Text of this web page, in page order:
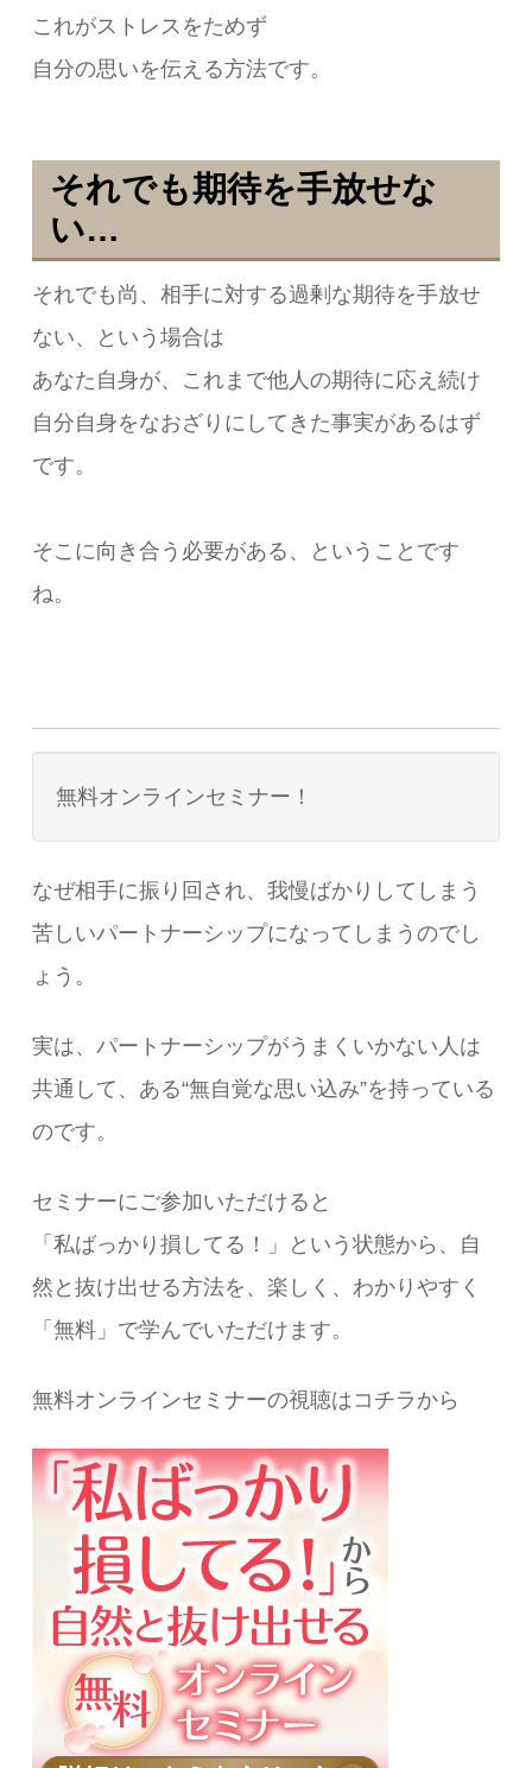
これがストレスをためず
自分の思いを伝える方法です。
それでも期待を手放せな
い…
それでも尚、相手に対する過剰な期待を手放せ
ない、という場合は
あなた自身が、これまで他人の期待に応え続け
自分自身をなおざりにしてきた事実があるはず
です。
そこに向き合う必要がある、ということです
ね。
無料オンラインセミナー！
なぜ相手に振り回され、我慢ばかりしてしまう
苦しいパートナーシップになってしまうのでし
ょう。
実は、パートナーシップがうまくいかない人は
共通して、ある“無自覚な思い込み”を持っている
のです。
セミナーにご参加いただけると
「私ばっかり損してる！」という状態から、自
然と抜け出せる方法を、楽しく、わかりやすく
「無料」で学んでいただけます。
無料オンラインセミナーの視聴はコチラから